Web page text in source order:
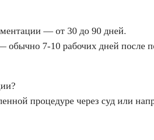
— от 30 до 90 дней.
7-10 рабочих дней после
процедуре через суд или